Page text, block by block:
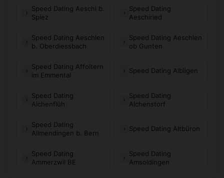
Speed Dating Aeschi b.
Spiez
Speed Dating
Aeschiried
Speed Dating Aeschlen
b. Oberdiessbach
Speed Dating Aeschlen
ob Gunten
Speed Dating Affoltern
im Emmental
Speed Dating Albligen
Speed Dating
Alchenflüh
Speed Dating
Alchenstorf
Speed Dating
Allmendingen b. Bern
Speed Dating Altbüron
Speed Dating
Ammerzwil BE
Speed Dating
Amsoldingen